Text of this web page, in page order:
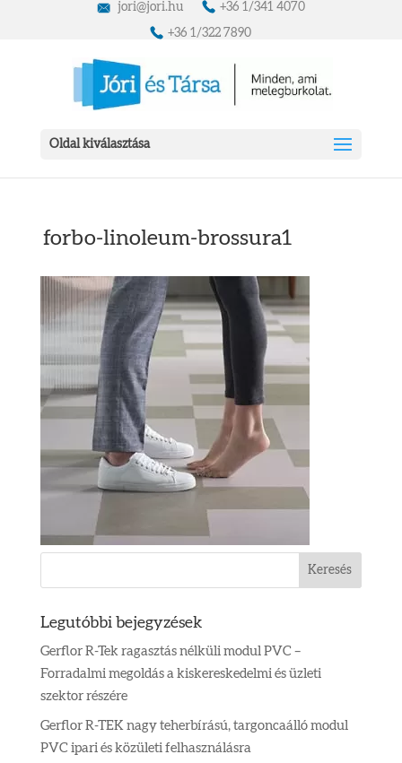
jori@jori.hu +36 1/341 4070
+36 1/322 7890
Oldal kiválasztása
forbo-linoleum-brossura1
Legutóbbi bejegyzések
Gerflor R-Tek ragasztás nélküli modul PVC –
Forradalmi megoldás a kiskereskedelmi és üzleti
szektor részére
Gerflor R-TEK nagy teherbírású, targoncaálló modul
PVC ipari és közületi felhasználásra